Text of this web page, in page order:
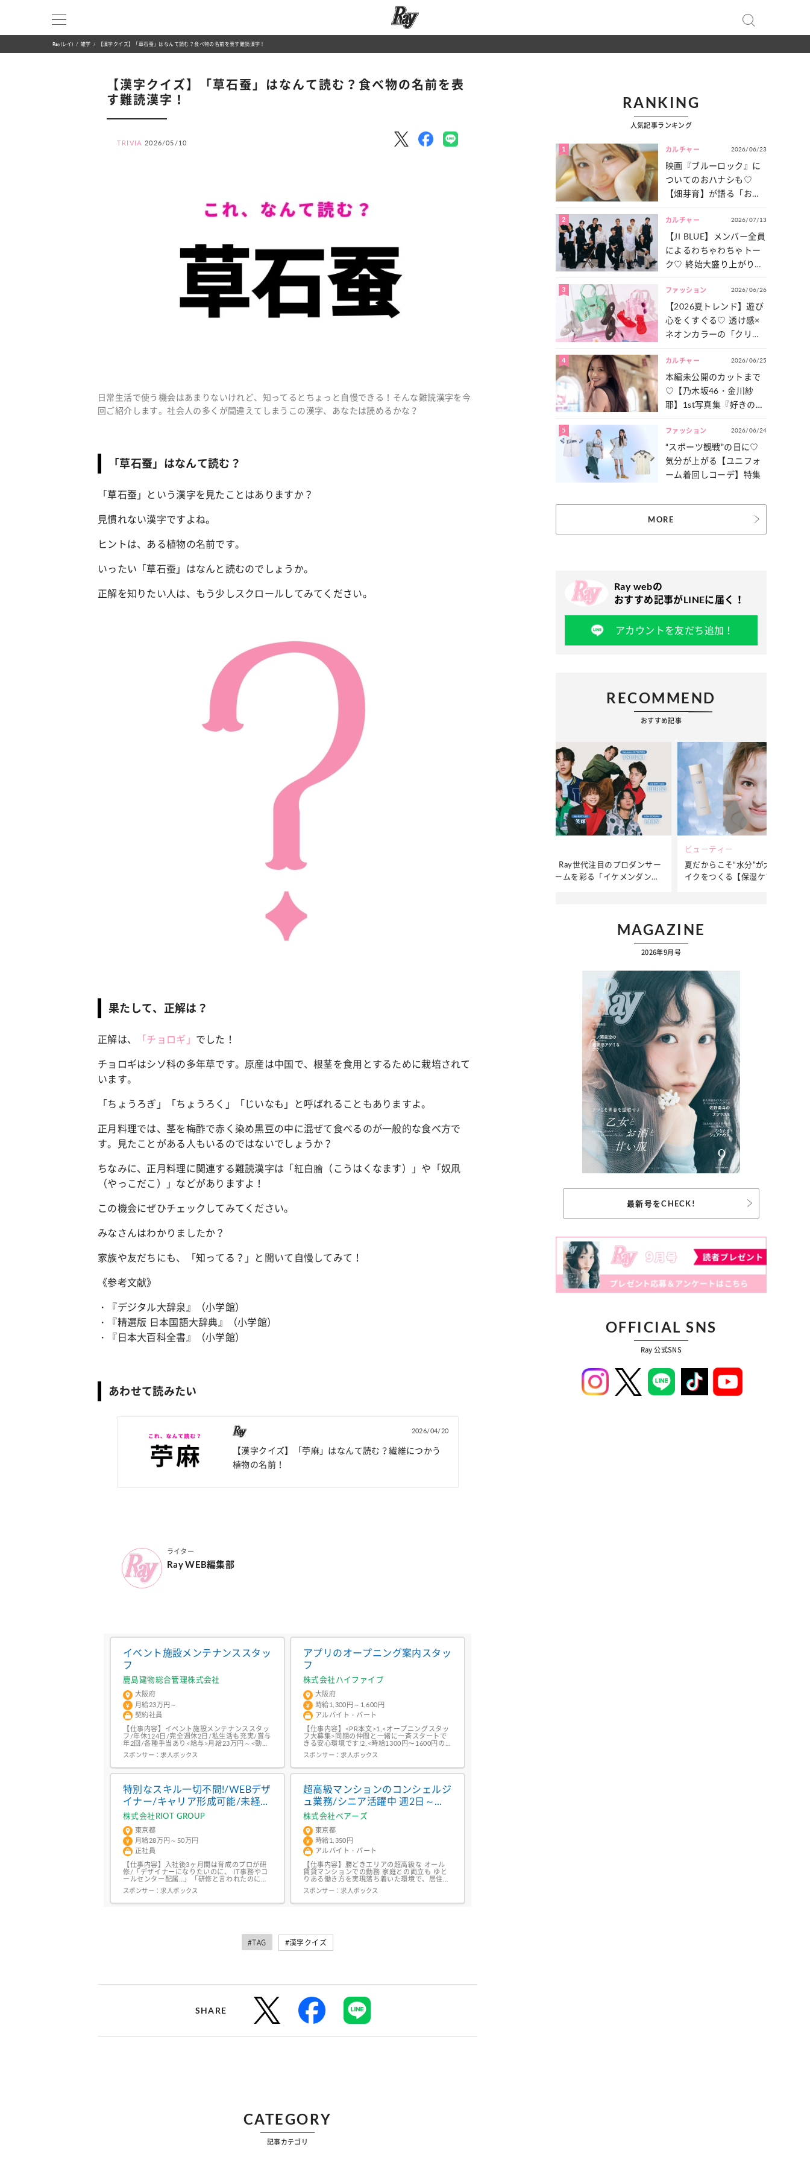
Ray(レイ) 雑学 【漢字クイズ】「草石蚕」はなんて読む？食べ物の名前を表す難読漢字！
【漢字クイズ】「草石蚕」はなんて読む？食べ物の名前を表
す難読漢字！
TRIVIA 2026/05/10
日常生活で使う機会はあまりないけれど、知ってるとちょっと自慢できる！そんな難読漢字を今
回ご紹介します。社会人の多くが間違えてしまうこの漢字、あなたは読めるかな？
「草石蚕」はなんて読む？
「草石蚕」という漢字を見たことはありますか？
見慣れない漢字ですよね。
ヒントは、ある植物の名前です。
いったい「草石蚕」はなんと読むのでしょうか。
正解を知りたい人は、もう少しスクロールしてみてください。
果たして、正解は？
正解は、 「チョロギ」 でした！
チョロギはシソ科の多年草です。原産は中国で、根茎を食用とするために栽培されて
います。
「ちょうろぎ」「ちょうろく」「じいなも」と呼ばれることもありますよ。
正月料理では、茎を梅酢で赤く染め黒豆の中に混ぜて食べるのが一般的な食べ方で
す。見たことがある人もいるのではないでしょうか？
ちなみに、正月料理に関連する難読漢字は「紅白膾（こうはくなます）」や「奴凧
（やっこだこ）」などがありますよ！
この機会にぜひチェックしてみてください。
みなさんはわかりましたか？
家族や友だちにも、「知ってる？」と聞いて自慢してみて！
《参考文献》
・『デジタル大辞泉』（小学館）
・『精選版 日本国語大辞典』（小学館）
・『日本大百科全書』（小学館）
あわせて読みたい
2026/04/20
【漢字クイズ】「苧麻」はなんて読む？繊維につかう
植物の名前！
ライター
Ray WEB編集部
イベント施設メンテナンススタッ
フ
鹿島建物総合管理株式会社
大阪府
月給23万円～
契約社員
【仕事内容】イベント施設メンテナンススタッ
フ/年休124日/完全週休2日/私生活も充実/賞与
年2回/各種手当あり<給与>月給23万円～<勤務
地>大阪府 大阪市住之江区 東証プライム市場上
場企業鹿島建設の<100%出資>による建物管理
タッフ”を募集しています! このお仕事のポイン
ご家...
スポンサー：求人ボックス
アプリのオープニング案内スタッ
フ
株式会社ハイファイブ
大阪府
時給1,300円～1,600円
アルバイト・パート
【仕事内容】<PR本文>1,<オープニングスタッ
フ大募集>同期の仲間と一緒に一斉スタートで
きる安心環境です!2,<時給1300円〜1600円の
高時給>新メンバー募集だからこその好待遇で
しっかり稼げる!3,<ノルマ・強引な勧誘は一切
明のみ 4,<百貨店勤務>駅チカで通勤ラクラク!
充実の事前研修あり>スマ...
スポンサー：求人ボックス
特別なスキル一切不問!/WEBデザ
イナー/キャリア形成可能/未経験
活躍
株式会社RIOT GROUP
東京都
月給28万円～50万円
正社員
【仕事内容】入社後3ヶ月間は育成のプロが研
修/「デザイナーになりたいのに、 IT事務やコ
ールセンター配属…」「研修と言われたのに、
eラーニングの自習でほったらかし…」こん
な"デザイナーデビューあるある"、Growth
Wayでは一切ありません!・500時間以上の本格
スポンサー：求人ボックス
超高級マンションのコンシェルジ
ュ業務/シニア活躍中 週2日～
OK!未経験歓迎!高時給
株式会社ベアーズ
東京都
時給1,350円
アルバイト・パート
【仕事内容】勝どきエリアの超高級な オール
賃貸マンションでの勤務 家庭との両立も ゆと
りある働き方を実現落ち着いた環境で、居住者
の皆さまの快適な暮らしをサポート!未経験・
ブランクがある方も歓迎!丁寧な研修があるの
で、安心してスタートできます。 アピールポ
スポンサー：求人ボックス
#TAG #漢字クイズ
SHARE
RANKING
人気記事ランキング
1 カルチャー 2026/06/23
映画『ブルーロック』に
ついてのおハナシも♡
【畑芽育】が語る「お仕
は？
2 カルチャー 2026/07/13
【JI BLUE】メンバー全員
によるわちゃわちゃトー
ク♡ 終始大盛り上がりだ
一気見せ！
3 ファッション 2026/06/26
【2026夏トレンド】遊び
心をくすぐる♡ 透け感×
ネオンカラーの「クリア
4 カルチャー 2026/06/25
本編未公開のカットまで
♡【乃木坂46・金川紗
耶】1st写真集『好きのグ
たっぷりとお届け！
5 ファッション 2026/06/24
“スポーツ観戦”の日に♡
気分が上がる【ユニフォ
ーム着回しコーデ】特集
MORE
Ray webの
おすすめ記事がLINEに届く！
アカウントを友だち追加！
RECOMMEND
おすすめ記事
【12星座別】今月の恋愛運♡ 7月23日～
【Dリーグ】Ray世代注目のプロダンサー
集団♡ 各チームを彩る「イケメンダンサ
夏だからこそ“水分”が大切！くずれないメ
イクをつくる【保湿ケア】アイテム3選
簡単アレン
ぷりの【そ
MAGAZINE
2026年9月号
最新号をCHECK!
OFFICIAL SNS
Ray 公式SNS
CATEGORY
記事カテゴリ